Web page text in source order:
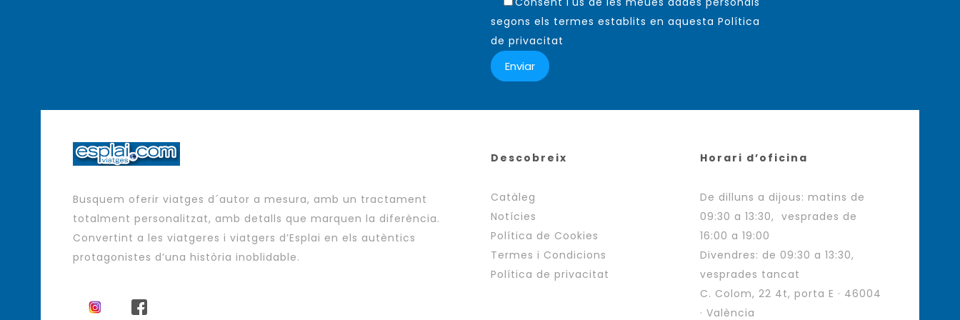
segons els termes establits en aquesta Política
de privacitat
Busquem oferir viatges d´autor a mesura, amb un tractament
totalment personalitzat, amb detalls que marquen la diferència.
Convertint a les viatgeres i viatgers d’Esplai en els autèntics
protagonistes d’una història inoblidable.
Descobreix
Catàleg
Notícies
Política de Cookies
Termes i Condicions
Política de privacitat
Horari d’oficina
De dilluns a dijous: matins de
09:30 a 13:30, vesprades de
16:00 a 19:00
Divendres: de 09:30 a 13:30,
vesprades tancat
C. Colom, 22 4t, porta E · 46004
· València